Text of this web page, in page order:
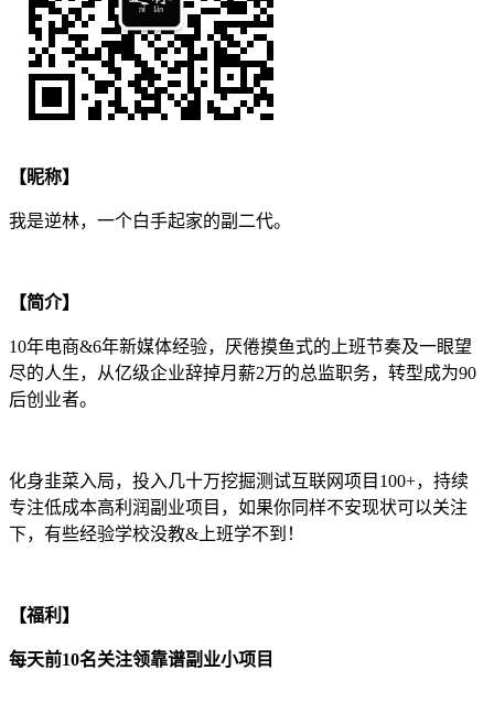
【昵称】
我是逆林，一个白手起家的副二代。
【简介】
10年电商&6年新媒体经验，厌倦摸鱼式的上班节奏及一眼望
尽的人生，从亿级企业辞掉月薪2万的总监职务，转型成为90
后创业者。
化身韭菜入局，投入几十万挖掘测试互联网项目100+，持续
专注低成本高利润副业项目，如果你同样不安现状可以关注
下，有些经验学校没教&上班学不到！
【福利】
每天前10名关注领靠谱副业小项目